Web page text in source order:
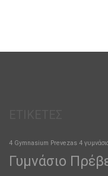
4 Gymnasium Prevezas 4
Γυμνάσιο